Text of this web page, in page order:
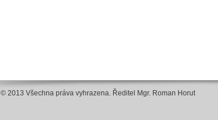
© 2013 Všechna práva vyhrazena. Ředitel Mgr. Roman Horut